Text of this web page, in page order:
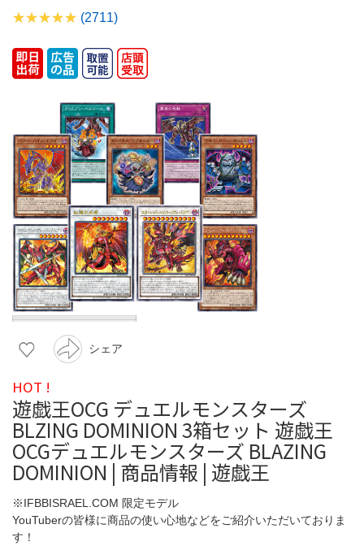
(2711)
シェア
HOT !
遊戯王OCG デュエルモンスターズ
BLZING DOMINION 3箱セット 遊戯王
OCGデュエルモンスターズ BLAZING
DOMINION | 商品情報 | 遊戯王
※IFBBISRAEL.COM 限定モデル
YouTuberの皆様に商品の使い心地などをご紹介いただいておりま
す！